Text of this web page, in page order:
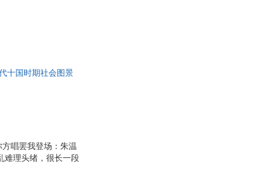
十国时期社会图景
唱罢我登场：朱温
难理头绪，很长一段
作，全书以清晰的